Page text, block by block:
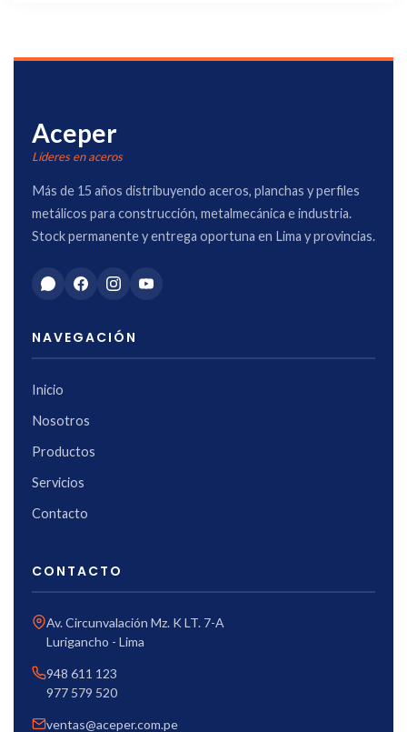
Aceper
Líderes en aceros
Más de 15 años distribuyendo aceros, planchas y perfiles
metálicos para construcción, metalmecánica e industria.
Stock permanente y entrega oportuna en Lima y provincias.
NAVEGACIÓN
Inicio
Nosotros
Productos
Servicios
Contacto
CONTACTO
Av. Circunvalación Mz. K LT. 7-A
Lurigancho - Lima
948 611 123
977 579 520
ventas@aceper.com.pe